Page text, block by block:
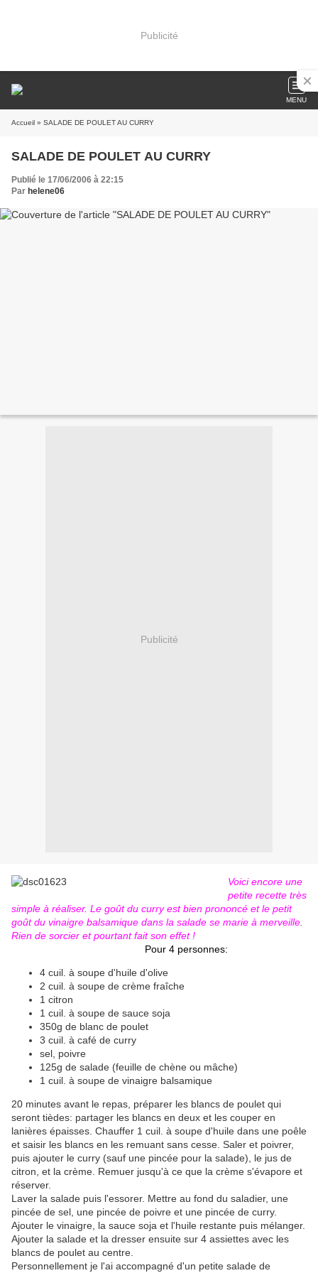
Publicité
MENU
Accueil » SALADE DE POULET AU CURRY
SALADE DE POULET AU CURRY
Publié le 17/06/2006 à 22:15
Par helene06
Publicité
Voici encore une
petite recette très
simple à réaliser. Le goût du curry est bien prononcé et le petit
goût du vinaigre balsamique dans la salade se marie à merveille.
Rien de sorcier et pourtant fait son effet !
Pour 4 personnes:
4 cuil. à soupe d'huile d'olive
2 cuil. à soupe de crème fraîche
1 citron
1 cuil. à soupe de sauce soja
350g de blanc de poulet
3 cuil. à café de curry
sel, poivre
125g de salade (feuille de chène ou mâche)
1 cuil. à soupe de vinaigre balsamique
20 minutes avant le repas, préparer les blancs de poulet qui
seront tièdes: partager les blancs en deux et les couper en
lanières épaisses. Chauffer 1 cuil. à soupe d'huile dans une poêle
et saisir les blancs en les remuant sans cesse. Saler et poivrer,
puis ajouter le curry (sauf une pincée pour la salade), le jus de
citron, et la crème. Remuer jusqu'à ce que la crème s'évapore et
réserver.
Laver la salade puis l'essorer. Mettre au fond du saladier, une
pincée de sel, une pincée de poivre et une pincée de curry.
Ajouter le vinaigre, la sauce soja et l'huile restante puis mélanger.
Ajouter la salade et la dresser ensuite sur 4 assiettes avec les
blancs de poulet au centre.
Personnellement je l'ai accompagné d'un petite salade de